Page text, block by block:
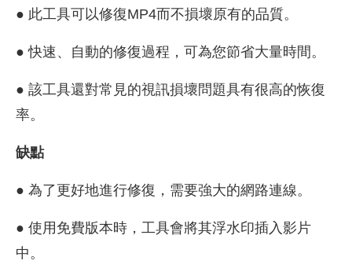
● 此工具可以修復MP4而不損壞原有的品質。
● 快速、自動的修復過程，可為您節省大量時間。
● 該工具還對常見的視訊損壞問題具有很高的恢復
率。
缺點
● 為了更好地進行修復，需要強大的網路連線。
● 使用免費版本時，工具會將其浮水印插入影片
中。